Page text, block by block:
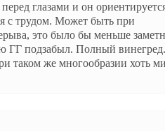
глазами и он
с трудом. Может быть при
это было бы меньше
ГГ подзабыл. Полный
таком же многообразии хоть